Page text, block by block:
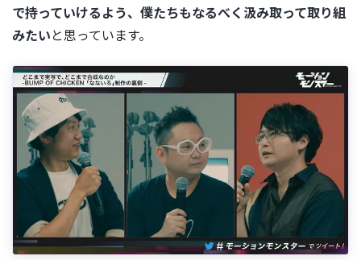
で持っていけるよう、僕たちもなるべく汲み取って取り組
みたいと思っています。